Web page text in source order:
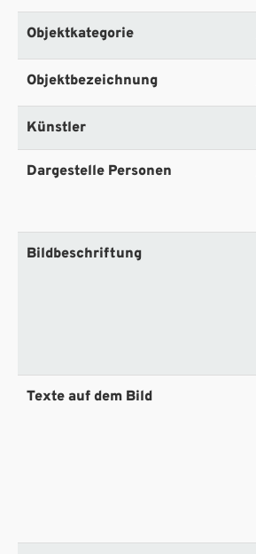
Objektkategorie
Objektbezeichnung
Künstler
Dargestelle Personen
Bildbeschriftung
Texte auf dem Bild